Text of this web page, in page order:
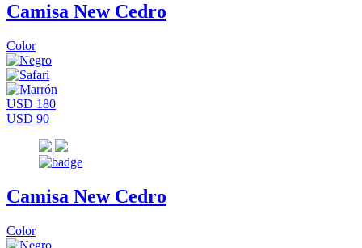
Camisa New Cedro
Color
USD 180
USD 90
Camisa New Cedro
Color